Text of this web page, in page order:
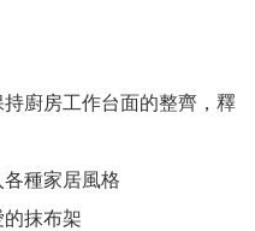
廚房工作台面的整齊，釋
種家居風格
抹布架